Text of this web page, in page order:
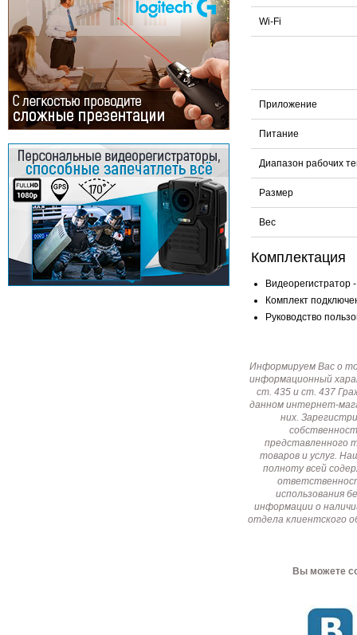
Wi-Fi
Приложение
Питание
Диапазон рабочих
Размер
Вес
Комплектация
Видеорегистратор
Комплект
Руководство
Информируем Вас о
информационный
ст. 435 и ст. 437
данном интернет-
них.
представленного
товаров и услуг.
полноту всей
использования
информации о
отдела клиентского
Вы можете